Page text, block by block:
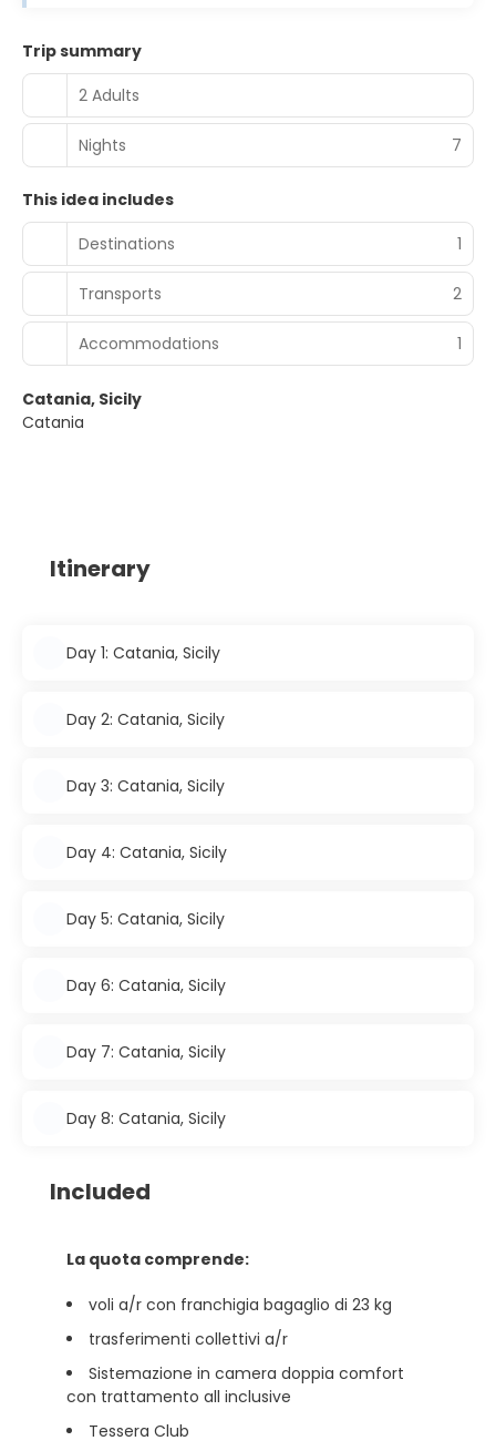
Trip summary
2 Adults
Nights 7
This idea includes
Destinations
1
Transports 2
Accommodations 1
Catania, Sicily
Catania
Itinerary
Day 1: Catania, Sicily
Day 2: Catania, Sicily
Day 3: Catania, Sicily
Day 4: Catania, Sicily
Day 5: Catania, Sicily
Day 6: Catania, Sicily
Day 7: Catania, Sicily
Day 8: Catania, Sicily
Included
La quota comprende:
voli a/r con franchigia bagaglio di 23 kg
trasferimenti collettivi a/r
Sistemazione in camera doppia comfort
con trattamento all inclusive
Tessera Club